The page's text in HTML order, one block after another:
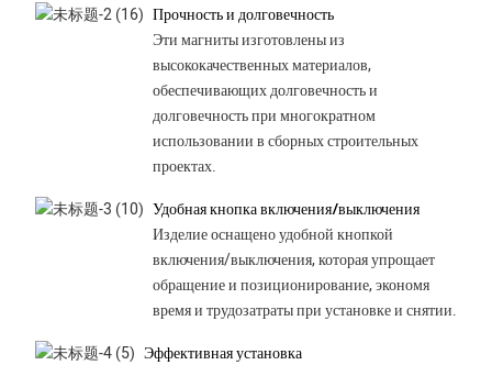
Прочность и долговечность
Эти магниты изготовлены из
высококачественных материалов,
обеспечивающих долговечность и
долговечность при многократном
использовании в сборных строительных
проектах.
Удобная кнопка включения/выключения
Изделие оснащено удобной кнопкой
включения/выключения, которая упрощает
обращение и позиционирование, экономя
время и трудозатраты при установке и снятии.
Эффективная установка